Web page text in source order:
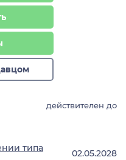
действителен до
типа
02.05.2028